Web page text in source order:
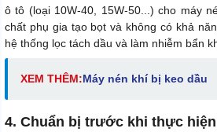
ô tô (loại 10W-40, 15W-50...) cho máy
chất phụ gia tạo bọt và không có khả
hệ thống lọc tách dầu và làm nhiễm bẩn
XEM THÊM:Máy nén khí bị keo dầu
4. Chuẩn bị trước khi thực